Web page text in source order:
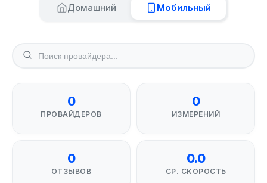
Домашний Мобильный
0
ПРОВАЙДЕРОВ
0
ИЗМЕРЕНИЙ
0
ОТЗЫВОВ
0.0
СР. СКОРОСТЬ